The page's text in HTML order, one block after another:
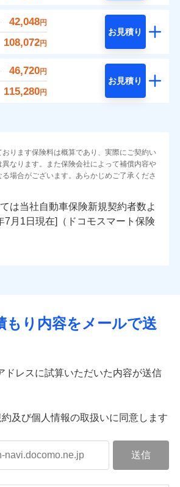
42,048円
108,072円
お見積り
46,720円
115,280円
お見積り
おります保険料は概算であり、実際にご契約い
異なります。また保険会社によって補償内容や
場合がございます。あらかじめご了承くださ
は当社
新規契約者数よ
月
日現在]（ドコモスマート保険
もり内容をメールで送
ドレスに試算いただいた内容が送信
及び個人情報の取扱いに同意します